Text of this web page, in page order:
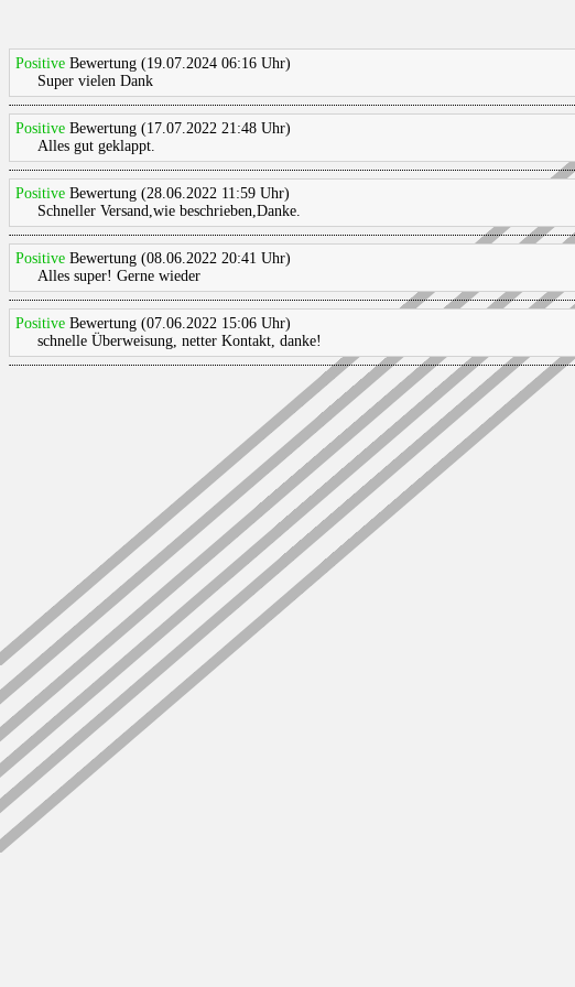
Positive Bewertung (19.07.2024 06:16 Uhr)
Super vielen Dank
Positive Bewertung (17.07.2022 21:48 Uhr)
Alles gut geklappt.
Positive Bewertung (28.06.2022 11:59 Uhr)
Schneller Versand,wie beschrieben,Danke.
Positive Bewertung (08.06.2022 20:41 Uhr)
Alles super! Gerne wieder
Positive Bewertung (07.06.2022 15:06 Uhr)
schnelle Überweisung, netter Kontakt, danke!